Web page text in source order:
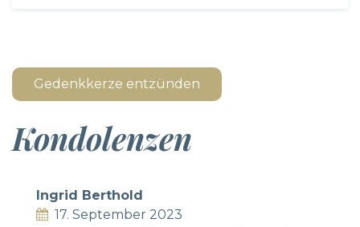
Gedenkkerze entzünden
Kondolenzen
Ingrid Berthold
17. September 2023